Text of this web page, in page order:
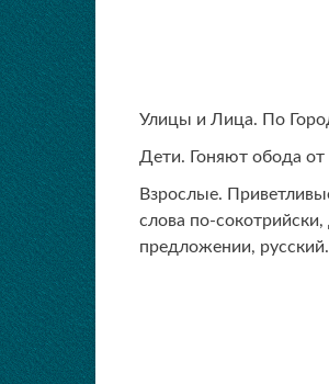
Улицы и Лица. По
Дети. Гоняют обода от
Взрослые.
слова по-
предложении, русский.